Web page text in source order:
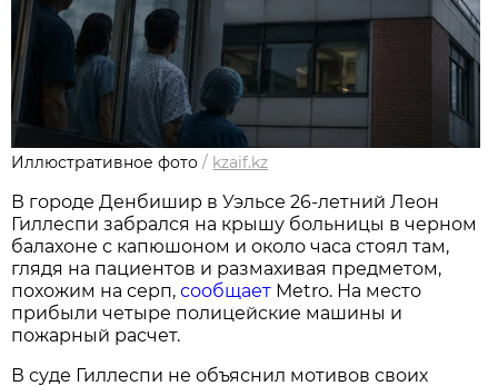
Иллюстративное фото / kzaif.kz
В городе Денбишир в Уэльсе 26-летний Леон
Гиллеспи забрался на крышу больницы в черном
балахоне с капюшоном и около часа стоял там,
глядя на пациентов и размахивая предметом,
похожим на серп,сообщает Metro. На место
прибыли четыре полицейские машины и
пожарный расчет.
В суде Гиллеспи не объяснил мотивов своих